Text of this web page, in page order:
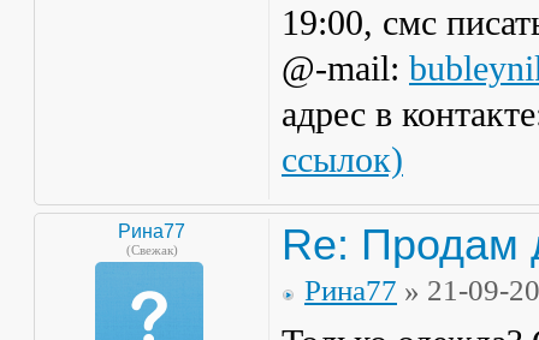
19:00, смс
@-mail:
адрес в
ссылок)
Рина77
(Свежак) Re: Продам
Рина77 » 21-09-